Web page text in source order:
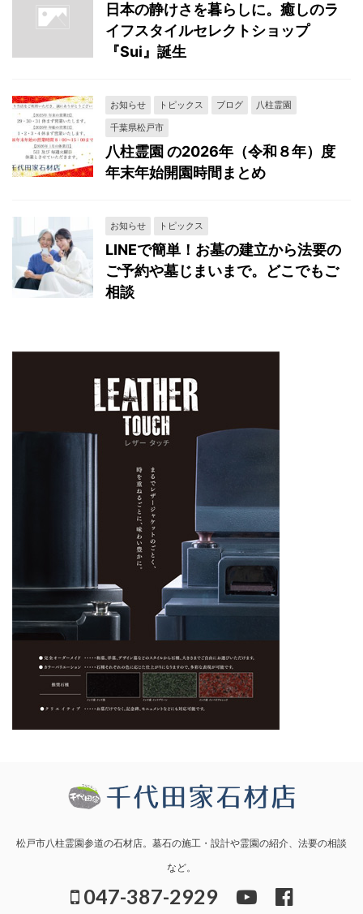
日本の静けさを暮らしに。癒しのラ
イフスタイルセレクトショップ
『Sui』誕生
お知らせ トピックス ブログ
八柱霊園
千葉県松戸市
八柱霊園 の2026年（令和８年）度
年末年始開園時間まとめ
お知らせ トピックス
LINEで簡単！お墓の建立から法要の
ご予約や墓じまいまで。どこでもご
相談
松戸市八柱霊園参道の石材店。墓石の施工・設計や霊園の紹介、法要の相談
など。
047-387-2929